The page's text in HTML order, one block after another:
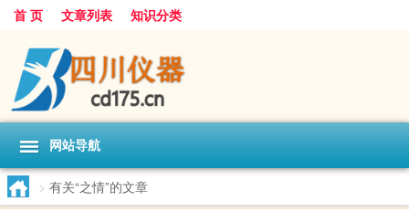
首 页 文章列表 知识分类
网站导航
> 有关“之情”的文章